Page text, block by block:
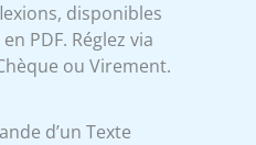
disponibles
PDF. Réglez via
ou Virement.
d’un Texte